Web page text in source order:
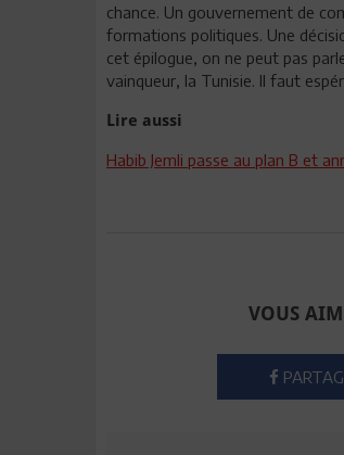
chance. Un gouvernement de
formations politiques. Une
cet épilogue, on ne peut pas
vainqueur, la Tunisie. Il faut
Lire aussi
Habib Jemli passe au plan B et
VOUS